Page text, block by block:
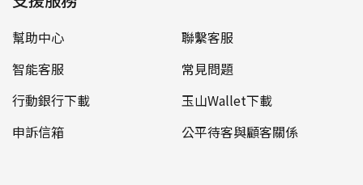
幫助中心
聯繫客服
智能客服
常見問題
行動銀行下載
玉山Wallet下載
申訴信箱
公平待客與顧客關係